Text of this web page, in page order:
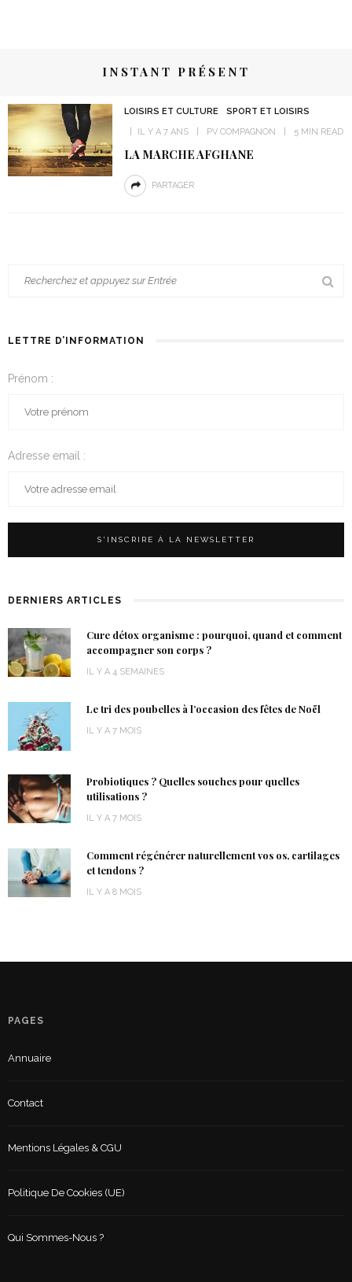
INSTANT PRÉSENT
LOISIRS ET CULTURE
SPORT ET LOISIRS
IL Y A 7 ANS
PV COMPAGNON 5 MIN READ
LA MARCHE AFGHANE
PARTAGER
LETTRE D’INFORMATION
Prénom :
Adresse email :
DERNIERS ARTICLES
Cure détox organisme : pourquoi, quand et comment
accompagner son corps ?
IL Y A 4 SEMAINES
Le tri des poubelles à l’occasion des fêtes de Noël
IL Y A 7 MOIS
Probiotiques ? Quelles souches pour quelles
utilisations ?
IL Y A 7 MOIS
Comment régénérer naturellement vos os, cartilages
et tendons ?
IL Y A 8 MOIS
PAGES
Annuaire
Contact
Mentions Légales & CGU
Politique De Cookies (UE)
Qui Sommes-Nous ?